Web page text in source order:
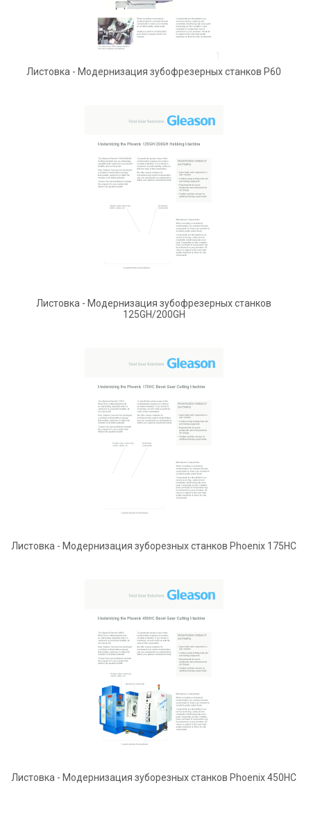
Листовка - Модернизация зубофрезерных станков P60
Листовка - Модернизация зубофрезерных станков
125GH/200GH
Листовка - Модернизация зуборезных станков Phoenix 175HC
Листовка - Модернизация зуборезных станков Phoenix 450HC